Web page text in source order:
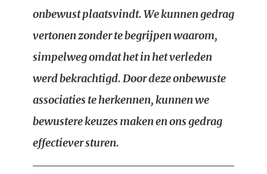
onbewust plaatsvindt. We kunnen gedrag
vertonen zonder te begrijpen waarom,
simpelweg omdat het in het verleden
werd bekrachtigd. Door deze onbewuste
associaties te herkennen, kunnen we
bewustere keuzes maken en ons gedrag
effectiever sturen.